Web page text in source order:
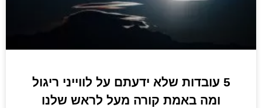
5 עובדות שלא ידעתם על לווייני ריגול
ומה באמת קורה מעל לראש שלנו